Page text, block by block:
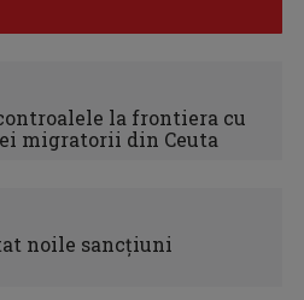
la frontiera cu
migratorii din Ceuta
noile sancţiuni